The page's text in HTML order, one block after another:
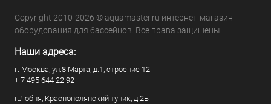
Copyright 2010-2026 © aquamaster.ru интернет-магазин
оборудования для бассейнов. Все права защищены.
Наши адреса:
г. Москва, ул.8 Марта, д.1, строение 12
+ 7 495 644 22 92
г.Лобня, Краснополянский тупик, д.2Б